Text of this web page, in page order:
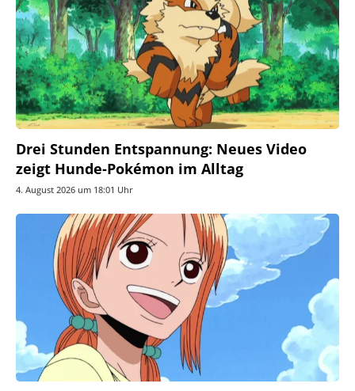
Drei Stunden Entspannung: Neues Video
zeigt Hunde-Pokémon im Alltag
4. August 2026 um 18:01 Uhr